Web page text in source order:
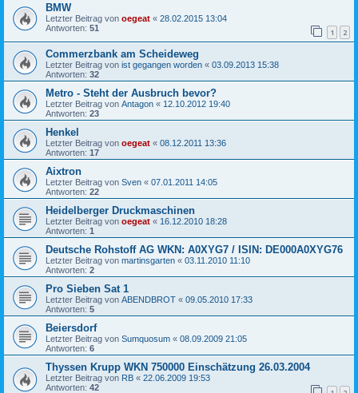
BMW
Letzter Beitrag von oegeat « 28.02.2015 13:04
Antworten: 51 1 2
Commerzbank am Scheideweg
Letzter Beitrag von ist gegangen worden « 03.09.2013 15:38
Antworten: 32
Metro - Steht der Ausbruch bevor?
Letzter Beitrag von Antagon « 12.10.2012 19:40
Antworten: 23
Henkel
Letzter Beitrag von oegeat « 08.12.2011 13:36
Antworten: 17
Aixtron
Letzter Beitrag von Sven « 07.01.2011 14:05
Antworten: 22
Heidelberger Druckmaschinen
Letzter Beitrag von oegeat « 16.12.2010 18:28
Antworten: 1
Deutsche Rohstoff AG WKN: A0XYG7 / ISIN: DE000A0XYG76
Letzter Beitrag von martinsgarten « 03.11.2010 11:10
Antworten: 2
Pro Sieben Sat 1
Letzter Beitrag von ABENDBROT « 09.05.2010 17:33
Antworten: 5
Beiersdorf
Letzter Beitrag von Sumquosum « 08.09.2009 21:05
Antworten: 6
Thyssen Krupp WKN 750000 Einschätzung 26.03.2004
Letzter Beitrag von RB « 22.06.2009 19:53
Antworten: 42